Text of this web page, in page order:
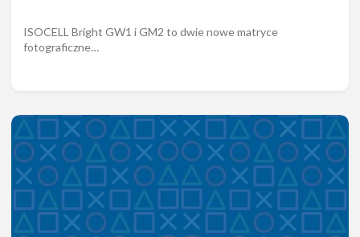
ISOCELL Bright GW1 i GM2 to dwie nowe matryce
fotograficzne…